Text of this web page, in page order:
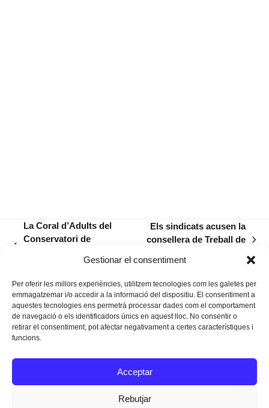
Gestionar el consentiment
Per oferir les millors experiències, utilitzem tecnologies com les galetes per
emmagatzemar i/o accedir a la informació del dispositiu. El consentiment a
aquestes tecnologies ens permetrà processar dades com el comportament
de navegació o els identificadors únics en aquest lloc. No consentir o
retirar el consentiment, pot afectar negativament a certes característiques i
funcions.
Acceptar
Rebutjar
La Coral d’Adults del
Conservatori de
next
post:
Els sindicats acusen la
consellera de Treball de
Instagram
Facebook
Twitter
Texts Legals